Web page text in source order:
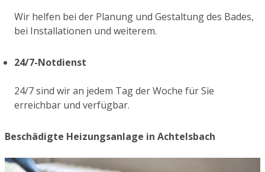
Wir helfen bei der Planung und Gestaltung des Bades,
bei Installationen und weiterem.
24/7-Notdienst
24/7 sind wir an jedem Tag der Woche für Sie
erreichbar und verfügbar.
Beschädigte Heizungsanlage in Achtelsbach